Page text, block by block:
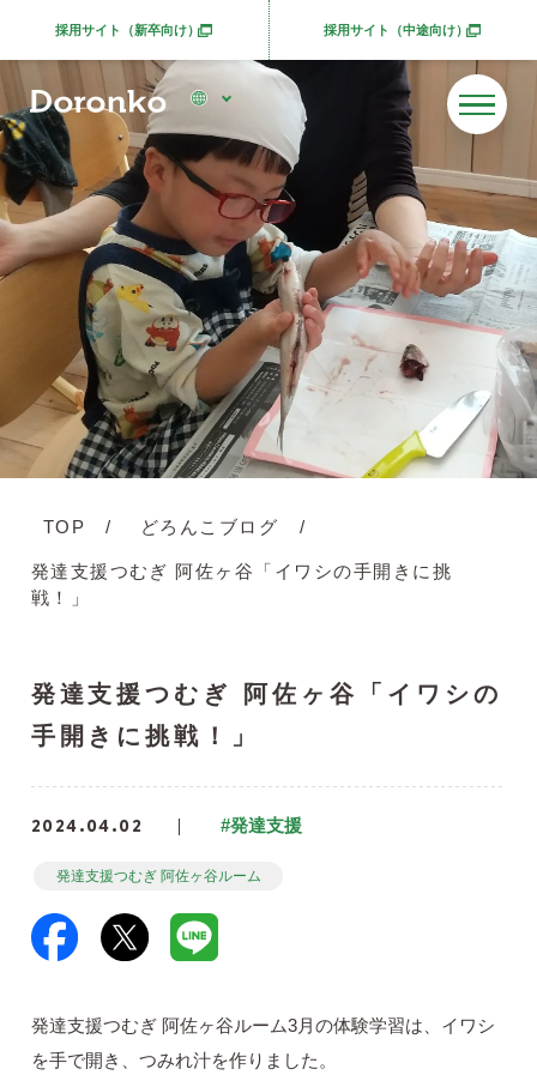
採用サイト（新卒向け）別ウィンドウで開きます 採用サイト（中途向け）別ウィンドウで開きま
TOP どろんこブログ
発達支援つむぎ 阿佐ヶ谷「イワシの手開きに挑
戦！」
発達支援つむぎ 阿佐ヶ谷「イワシの
手開きに挑戦！」
2024.04.02 #発達支援
発達支援つむぎ 阿佐ヶ谷ルーム
発達支援つむぎ 阿佐ヶ谷ルーム3月の体験学習は、イワシ
を手で開き、つみれ汁を作りました。